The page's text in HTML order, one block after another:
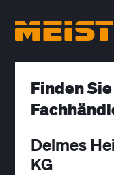
Finden
Delmes
KG